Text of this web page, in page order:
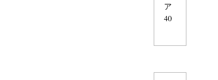
ア
40